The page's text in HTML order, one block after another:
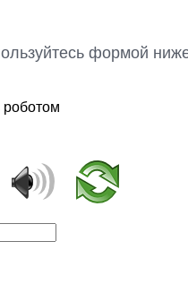
формой
роботом